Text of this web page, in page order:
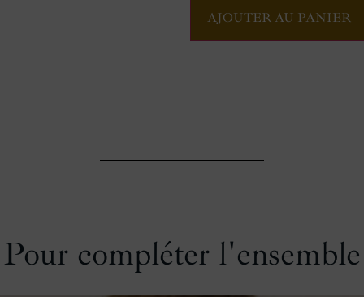
AJOUTER AU PANIER
Pour compléter l'ensemble